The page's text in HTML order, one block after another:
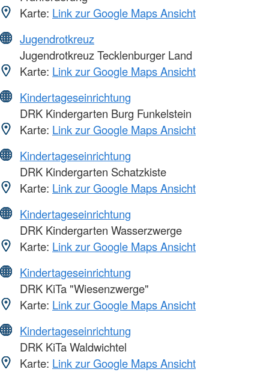
Karte: Link zur Google Maps Ansicht
Jugendrotkreuz
Jugendrotkreuz Tecklenburger Land
Karte: Link zur Google Maps Ansicht
Kindertageseinrichtung
DRK Kindergarten Burg Funkelstein
Karte: Link zur Google Maps Ansicht
Kindertageseinrichtung
DRK Kindergarten Schatzkiste
Karte: Link zur Google Maps Ansicht
Kindertageseinrichtung
DRK Kindergarten Wasserzwerge
Karte: Link zur Google Maps Ansicht
Kindertageseinrichtung
DRK KiTa "Wiesenzwerge"
Karte: Link zur Google Maps Ansicht
Kindertageseinrichtung
DRK KiTa Waldwichtel
Karte: Link zur Google Maps Ansicht